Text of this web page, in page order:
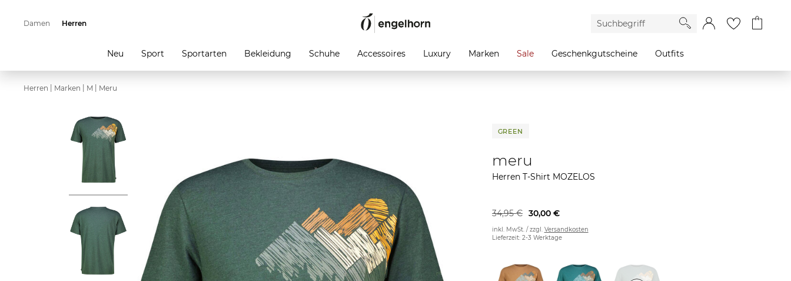
Damen Herren
Neu Sport Sportarten Bekleidung Schuhe Accessoires Luxury Marken Sale Geschenkgutscheine Outfits
Herren Marken M Meru
GREEN
meru
Herren T-Shirt MOZELOS
30,00 €
34,95 €
inkl. MwSt. / zzgl. Versandkosten
Lieferzeit: 2-3 Werktage